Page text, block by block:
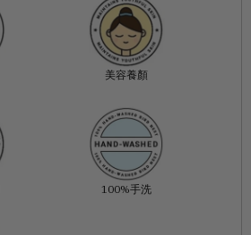
美容養顏
100%手洗